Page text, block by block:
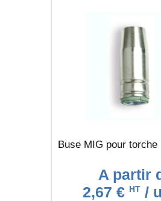
Buse MIG pour torche
A partir
2,67 € HT /